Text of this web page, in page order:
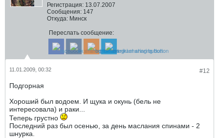
Регистрация: 13.07.2007
Сообщения: 147
Откуда: Минск
Переслать сообщение:
#12
11.01.2009, 00:32
Подгорная
Хороший был водоем. И щука и окунь (бель не
интересовала) и раки...
Теперь грустно
Последний раз был осенью, за день маслания спинами - 2
шнурка.